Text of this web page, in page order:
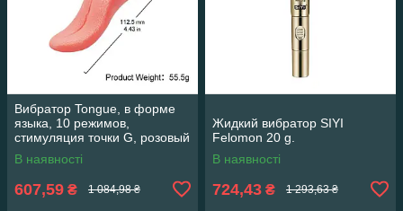
Вибратор Tongue, в форме
языка, 10 режимов,
стимуляция точки G, розовый
В наявності
607,59 ₴ 1 084,98 ₴
Жидкий вибратор SIYI
Felomon 20 g.
В наявності
724,43 ₴ 1 293,63 ₴